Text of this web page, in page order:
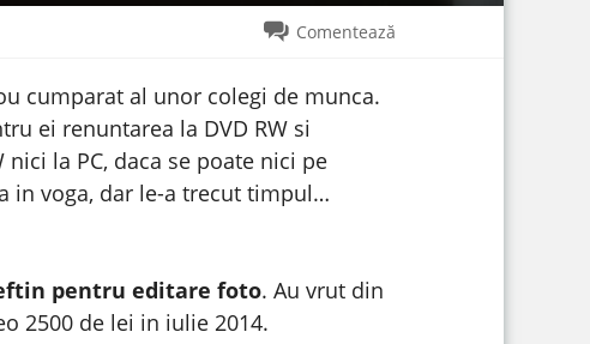
Comentează
cumparat al unor colegi de munca.
ei renuntarea la DVD RW si
la PC, daca se poate nici pe
in voga, dar le-a trecut timpul…
pentru editare foto. Au vrut din
2500 de lei in iulie 2014.